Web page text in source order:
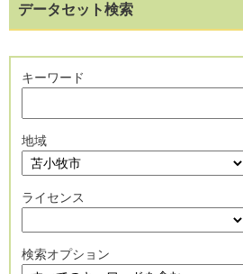
データセット検索
キーワード
地域
ライセンス
検索オプション